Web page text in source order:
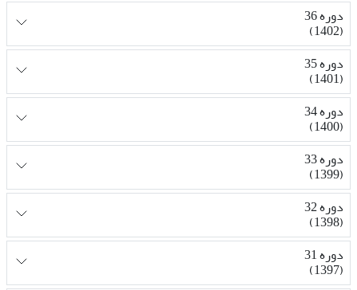
دوره 36
(1402)
دوره 35
(1401)
دوره 34
(1400)
دوره 33
(1399)
دوره 32
(1398)
دوره 31
(1397)